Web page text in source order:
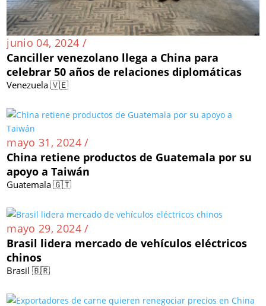
junio 04, 2024 /
Canciller venezolano llega a China para
celebrar 50 años de relaciones diplomáticas
Venezuela 🇻🇪
mayo 31, 2024 /
China retiene productos de Guatemala por su
apoyo a Taiwán
Guatemala 🇬🇹
mayo 29, 2024 /
Brasil lidera mercado de vehículos eléctricos
chinos
Brasil 🇧🇷